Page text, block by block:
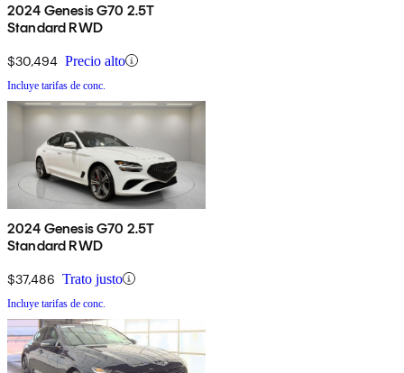
2024 Genesis G70 2.5T
Standard RWD
$30,494 Precio alto
Incluye tarifas de conc.
2024 Genesis G70 2.5T
Standard RWD
$37,486 Trato justo
Incluye tarifas de conc.